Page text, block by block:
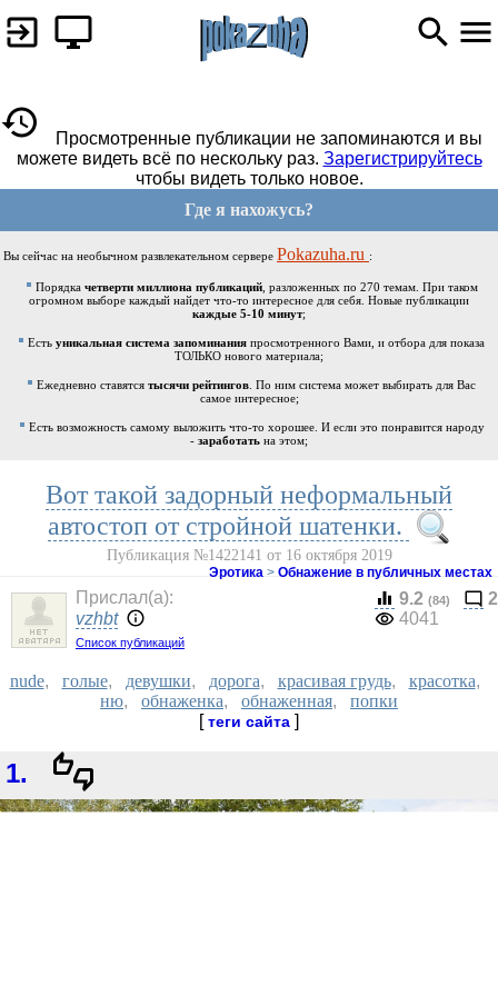
Просмотренные публикации не запоминаются и вы
можете видеть всё по нескольку раз. Зарегистрируйтесь
чтобы видеть только новое.
Где я нахожусь?
Вы сейчас на необычном развлекательном сервере Pokazuha.ru :
Порядка четверти миллиона публикаций, разложенных по 270 темам. При таком
огромном выборе каждый найдет что-то интересное для себя. Новые публикации
каждые 5-10 минут;
Есть уникальная система запоминания просмотренного Вами, и отбора для показа
ТОЛЬКО нового материала;
Ежедневно ставятся тысячи рейтингов . По ним система может выбирать для Вас
самое интересное;
Есть возможность самому выложить что-то хорошее. И если это понравится народу
- заработать на этом;
Вот такой задорный неформальный
автостоп от стройной шатенки.
Публикация №1422141 от 16 октября 2019
Эротика > Обнажение в публичных местах
Прислал(a):
vzhbt
Список публикаций
9.2 (84)
2
4041
nude, голые, девушки, дорога, красивая грудь, красотка,
ню, обнаженка, обнаженная, попки
[теги сайта ]
1.